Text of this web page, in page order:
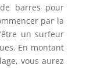
barres pour
par la
un surfeur
En montant
vous aurez